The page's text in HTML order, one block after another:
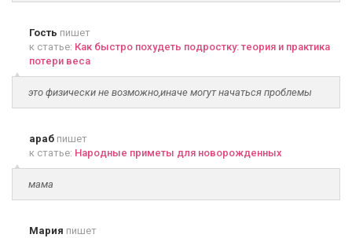
Гость пишет
к статье: Как быстро похудеть подростку: теория и практика
потери веса
это физически не возможно,иначе могут начаться проблемы
араб пишет
к статье: Народные приметы для новорожденных
мама
Мария пишет